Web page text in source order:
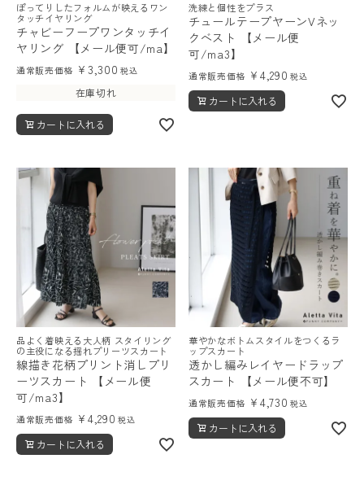
ぽってりしたフォルムが映えるワン
タッチイヤリング
チャビーフープワンタッチイ
ヤリング 【メール便可/ma】
通常販売価格 ¥ 3,300 税込
在庫切れ
カートに入れる
洗練と個性をプラス
チュールテープヤーンVネッ
クベスト 【メール便
可/ma3】
通常販売価格 ¥ 4,290 税込
カートに入れる
品よく着映える大人柄 スタイリング
の主役になる揺れプリーツスカート
線描き花柄プリント消しプリ
ーツスカート 【メール便
可/ma3】
通常販売価格 ¥ 4,290 税込
カートに入れる
華やかなボトムスタイルをつくるラ
ップスカート
透かし編みレイヤードラップ
スカート 【メール便不可】
通常販売価格 ¥ 4,730 税込
カートに入れる